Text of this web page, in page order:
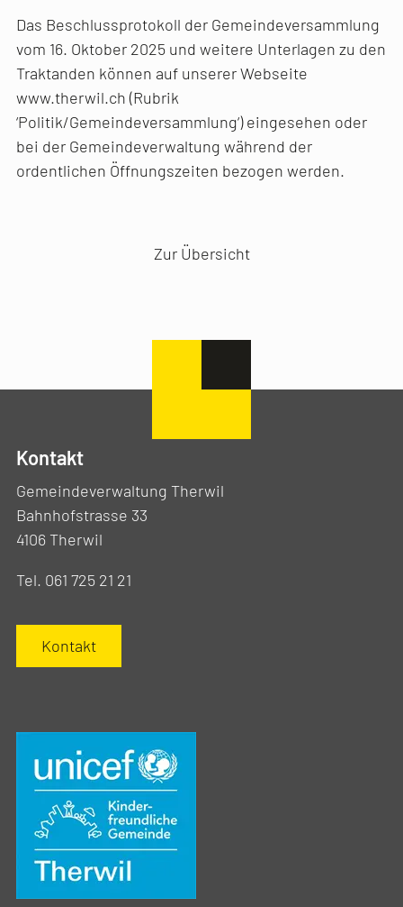
Das Beschlussprotokoll der Gemeindeversammlung
vom 16. Oktober 2025 und weitere Unterlagen zu den
Traktanden können auf unserer Webseite
www.therwil.ch (Rubrik
‘Politik/Gemeindeversammlung‘) eingesehen oder
bei der Gemeindeverwaltung während der
ordentlichen Öffnungszeiten bezogen werden.
Zur Übersicht
Kontakt
Gemeindeverwaltung Therwil
Bahnhofstrasse 33
4106 Therwil
Tel. 061 725 21 21
Kontakt